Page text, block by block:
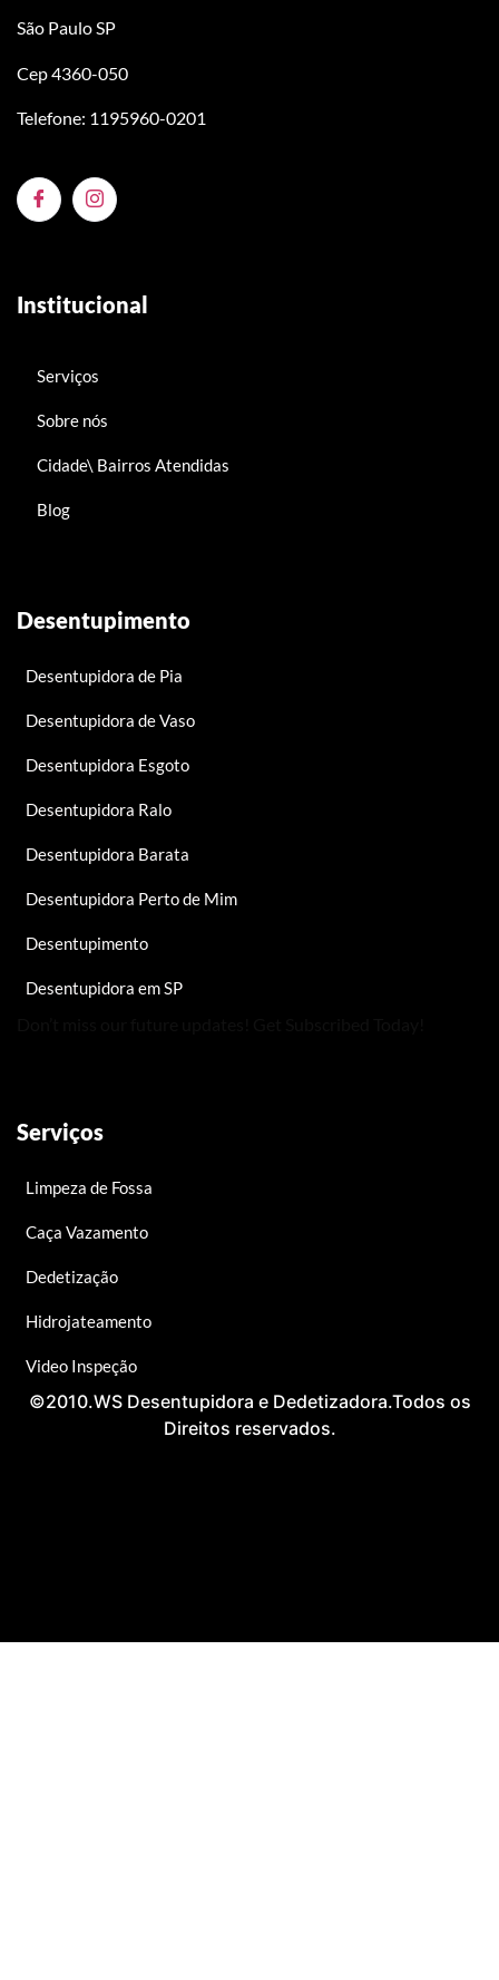
São Paulo SP
Cep 4360-050
Telefone: 1195960-0201
Institucional
Serviços
Sobre nós
Cidade\ Bairros Atendidas
Blog
Desentupimento
Desentupidora de Pia
Desentupidora de Vaso
Desentupidora Esgoto
Desentupidora Ralo
Desentupidora Barata
Desentupidora Perto de Mim
Desentupimento
Desentupidora em SP
Serviços
Limpeza de Fossa
Caça Vazamento
Dedetização
Hidrojateamento
Video Inspeção
©2010.WS Desentupidora e Dedetizadora.Todos os
Direitos reservados.